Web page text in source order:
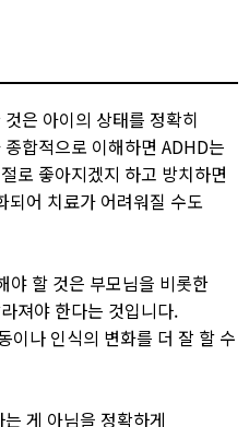
은 아이의 상태를 정확히
합적으로 이해하면 ADHD는
로 좋아지겠지 하고 방치하면
되어 치료가 어려워질 수도
야 할 것은 부모님을 비롯한
져야 한다는 것입니다.
이나 인식의 변화를 더 잘 할 수
게 아님을 정확하게